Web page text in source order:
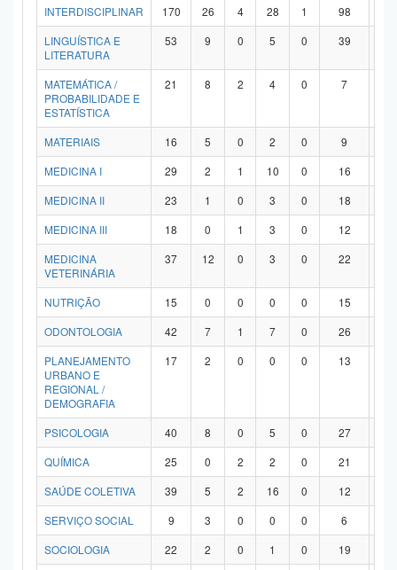
INTERDISCIPLINAR
170 26 4 28 1 98
LINGUÍSTICA E
LITERATURA
53 9 0 5 0 39
MATEMÁTICA /
PROBABILIDADE E
ESTATÍSTICA
21 8 2 4 0 7
MATERIAIS 16 5 0 2 0 9
MEDICINA I
29 2 1 10 0 16
MEDICINA II
23 1 0 3 0 18
MEDICINA III
18 0 1 3 0 12
MEDICINA
VETERINÁRIA
37 12 0 3 0 22
NUTRIÇÃO 15 0 0 0 0 15
ODONTOLOGIA
42 7 1 7 0 26
PLANEJAMENTO
URBANO E
REGIONAL /
DEMOGRAFIA
17 2 0 0 0 13
PSICOLOGIA 40 8 0 5 0 27
QUÍMICA
25 0 2 2 0 21
SAÚDE COLETIVA
39 5 2 16 0 12
SERVIÇO SOCIAL
9 3 0 0 0 6
SOCIOLOGIA
22 2 0 1 0 19